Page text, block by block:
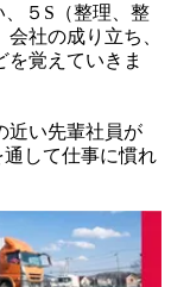
５S（整理、整
社の成り立ち、
覚えていきま
近い先輩社員が
して仕事に慣れ